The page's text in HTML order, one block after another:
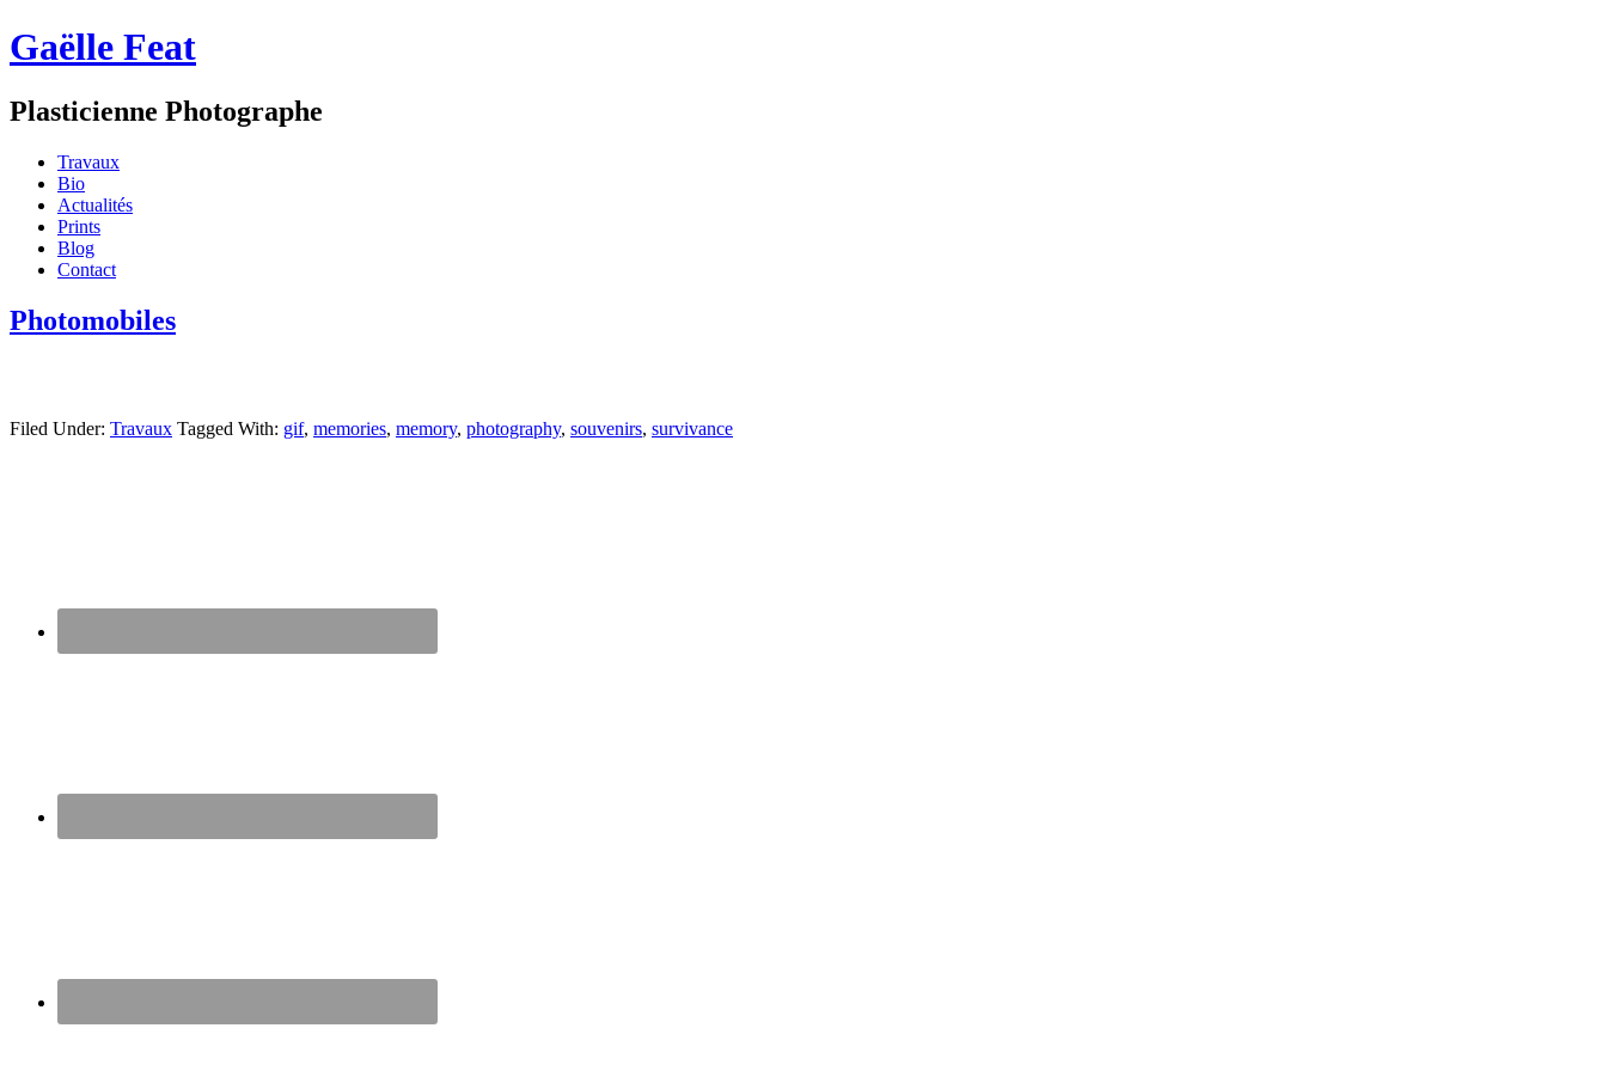
Gaëlle Feat
Plasticienne Photographe
Travaux
Bio
Actualités
Prints
Blog
Contact
Photomobiles
Filed Under: Travaux Tagged With: gif, memories, memory, photography, souvenirs, survivance